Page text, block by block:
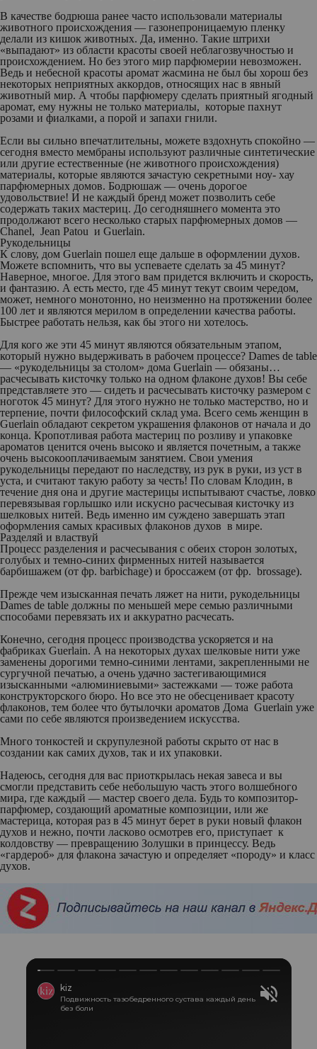
В качестве бодрюша ранее часто использовали материалы
животного происхождения — газонепроницаемую пленку
делали из кишок животных. Да, именно. Такие штрихи
«выпадают» из области красоты своей неблагозвучностью и
происхождением. Но без этого мир парфюмерии невозможен.
Ведь и небесной красоты аромат жасмина не был бы хорош без
некоторых неприятных аккордов, относящих нас в явный
животный мир. А чтобы парфюмеру сделать приятный ягодный
аромат, ему нужны не только материалы, которые пахнут
розами и фиалками, а порой и запахи гнили.
Если вы сильно впечатлительны, можете вздохнуть спокойно —
сегодня вместо мембраны используют различные синтетические
или другие естественные (не животного происхождения)
материалы, которые являются зачастую секретными ноу- хау
парфюмерных домов. Бодрюшаж — очень дорогое
удовольствие! И не каждый бренд может позволить себе
содержать таких мастериц. До сегодняшнего момента это
продолжают всего несколько старых парфюмерных домов —
Chanel, Jean Patou и Guerlain.
Рукодельницы
К слову, дом Guerlain пошел еще дальше в оформлении духов.
Можете вспомнить, что вы успеваете сделать за 45 минут?
Наверное, многое. Для этого вам придется включить и скорость,
и фантазию. А есть место, где 45 минут текут своим чередом,
может, немного монотонно, но неизменно на протяжении более
100 лет и являются мерилом в определении качества работы.
Быстрее работать нельзя, как бы этого ни хотелось.
Для кого же эти 45 минут являются обязательным этапом,
который нужно выдерживать в рабочем процессе? Dames de table
— «рукодельницы за столом» дома Guerlain — обязаны…
расчесывать кисточку только на одном флаконе духов! Вы себе
представляете это — сидеть и расчесывать кисточку размером с
ноготок 45 минут? Для этого нужно не только мастерство, но и
терпение, почти философский склад ума. Всего семь женщин в
Guerlain обладают секретом украшения флаконов от начала и до
конца. Кропотливая работа мастериц по розливу и упаковке
ароматов ценится очень высоко и является почетным, а также
очень высокооплачиваемым занятием. Свои умения
рукодельницы передают по наследству, из рук в руки, из уст в
уста, и считают такую работу за честь! По словам Клодин, в
течение дня она и другие мастерицы испытывают счастье, ловко
перевязывая горлышко или искусно расчесывая кисточку из
шелковых нитей. Ведь именно им суждено завершать этап
оформления самых красивых флаконов духов в мире.
Разделяй и властвуй
Процесс разделения и расчесывания с обеих сторон золотых,
голубых и темно-синих фирменных нитей называется
барбишажем (от фр. barbichage) и броссажем (от фр. brossage).
Прежде чем изысканная печать ляжет на нити, рукодельницы
Dames de table должны по меньшей мере семью различными
способами перевязать их и аккуратно расчесать.
Конечно, сегодня процесс производства ускоряется и на
фабриках Guerlain. А на некоторых духах шелковые нити уже
заменены дорогими темно-синими лентами, закрепленными не
сургучной печатью, а очень удачно застегивающимися
изысканными «алюминиевыми» застежками — тоже работа
конструкторского бюро. Но все это не обесценивает красоту
флаконов, тем более что бутылочки ароматов Дома Guerlain уже
сами по себе являются произведением искусства.
Много тонкостей и скрупулезной работы скрыто от нас в
создании как самих духов, так и их упаковки.
Надеюсь, сегодня для вас приоткрылась некая завеса и вы
смогли представить себе небольшую часть этого волшебного
мира, где каждый — мастер своего дела. Будь то композитор-
парфюмер, создающий ароматные композиции, или же
мастерица, которая раз в 45 минут берет в руки новый флакон
духов и нежно, почти ласково осмотрев его, приступает к
колдовству — превращению Золушки в принцессу. Ведь
«гардероб» для флакона зачастую и определяет «породу» и класс
духов.